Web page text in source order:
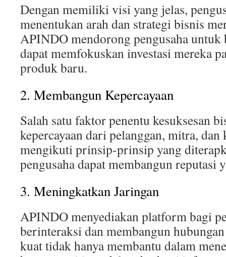
Dengan memiliki visi yang jelas,
menentukan arah dan strategi bisnis
APINDO mendorong pengusaha untuk
dapat memfokuskan investasi mereka
produk baru.
2. Membangun Kepercayaan
Salah satu faktor penentu kesuksesan
kepercayaan dari pelanggan, mitra, dan
mengikuti prinsip-prinsip yang
pengusaha dapat membangun reputasi
3. Meningkatkan Jaringan
APINDO menyediakan platform bagi
berinteraksi dan membangun
kuat tidak hanya membantu dalam